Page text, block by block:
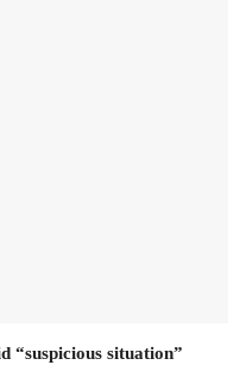
“suspicious situation”